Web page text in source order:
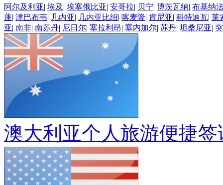
阿尔及利亚| 埃及 | 埃塞俄比亚| 安哥拉| 贝宁| 博茨瓦纳| 布基纳
蓬| 津巴布韦| 几内亚| 几内亚比绍| 喀麦隆| 肯尼亚| 科特迪瓦| 莱
亚| 南非| 南苏丹| 尼日尔| 塞拉利昂| 塞内加尔| 苏丹| 坦桑尼亚|
澳大利亚个人旅游便捷